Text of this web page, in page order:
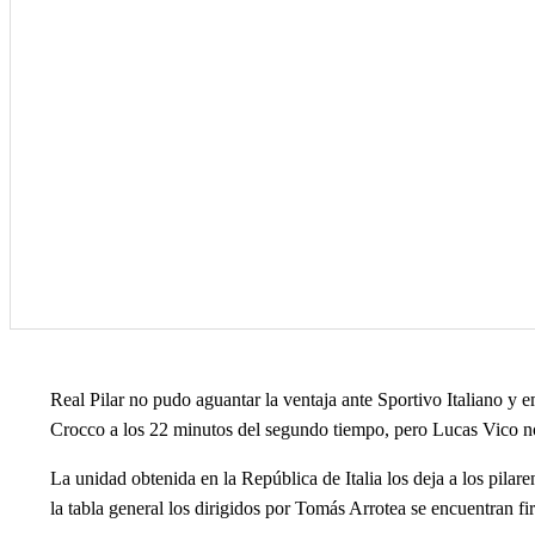
Real Pilar no pudo aguantar la ventaja ante Sportivo Italiano y
Crocco a los 22 minutos del segundo tiempo, pero Lucas Vico
La unidad obtenida en la República de Italia los deja a los
la tabla general los dirigidos por Tomás Arrotea se encuentran